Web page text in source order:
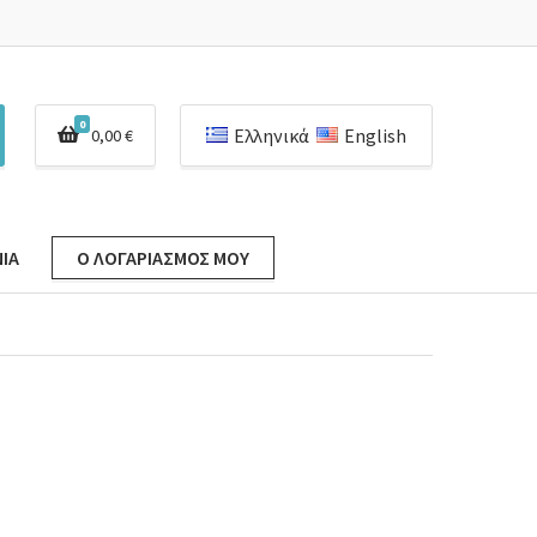
0
0,00€ Ελληνικά English
Ο ΛΟΓΑΡΙΑΣΜΌΣ ΜΟΥ